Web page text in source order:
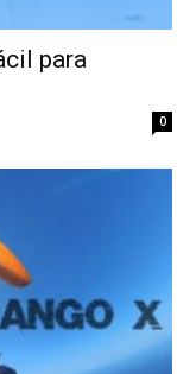
para
0